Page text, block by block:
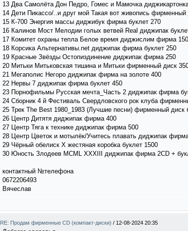
13 Два Самолёта Дон Педро, Гомес и Мамочка
14 Дети Пикассо/..и друг мой Такая вот живопись фирменный
15 К-700 Энергия массы диджибук фирма буклет 270
16 Калинов Мост Мелодии голых ветвей Real диджипак
17 Комитет охраны тепла Белое время диджислим фирма
18 Корсика Альтернативы.net диджипак фирма буклет 250
19 Красные Звёзды Остопиздинение диджипак фирма 250
20 Митьки Митьковская тишина и Митьки фирменный диск
21 Мегаполис Негоро диджипак фирма на золоте 400
22 Нервы 7 диджипак фирма буклет 450
23 Порнофильмы Русская мечта_Часть 2 диджипак фирма
24 Сборник 4 й Фестиваль Свердловского рок клуба
25 Трек The Best 1980_1983 (Лучшие песни) фирменный диск
26 Центр Дитятя диджипак фирма 400
27 Центр Тяга к технике диджипак фирма 500
28 Центр Цветок и мотылёк/Учитесь плавать диджипак
29 Чёрный обелиск Х жестяная коробка буклет 1500
30 Юность Злодеев МСМL XXXIII диджипак фирма 2CD +
контактный №телефона
0672206493
Вячеслав
RE: Продам фирменные CD (компакт-диски) / 12-08-2024 20:35